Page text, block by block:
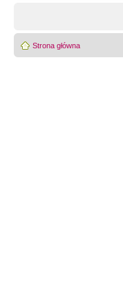
Strona główna